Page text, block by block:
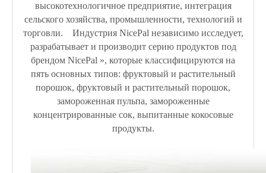
высокотехнологичное предприятие, интеграция
сельского хозяйства, промышленности, технологий и
торговли. Индустрия NicePal независимо исследует,
разрабатывает и производит серию продуктов под
брендом NicePal », которые классифицируются на
пять основных типов: фруктовый и растительный
порошок, фруктовый и растительный порошок,
замороженная пульпа, замороженные
концентрированные сок, выпитанные кокосовые
продукты.